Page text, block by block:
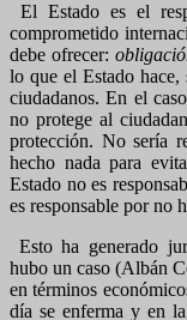
El Estado es el
comprometido
debe ofrecer:
lo que el Estado
ciudadanos. En el
no protege al
protección. No sería
hecho nada para
Estado no es
es responsable por no
Esto ha generado
hubo un caso (Albán
en términos
día se enferma y en